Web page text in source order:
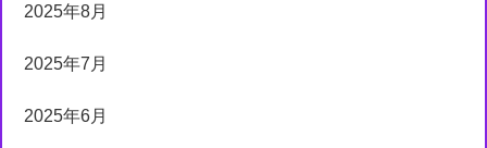
2025年8月
2025年7月
2025年6月